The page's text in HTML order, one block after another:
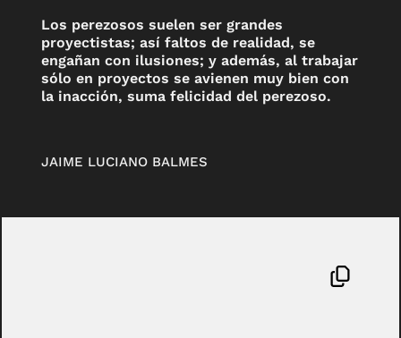
Los perezosos suelen ser grandes
proyectistas; así faltos de realidad, se
engañan con ilusiones; y además, al trabajar
sólo en proyectos se avienen muy bien con
la inacción, suma felicidad del perezoso.
JAIME LUCIANO BALMES